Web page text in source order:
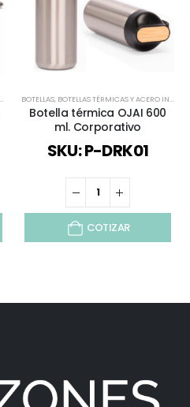
,TODOS
BOTELLAS, BOTELLAS TÉRMICAS Y ACERO INOX
Botella térmica OJAI 600
ml. Corporativo
SKU: P-DRK01
COTIZAR